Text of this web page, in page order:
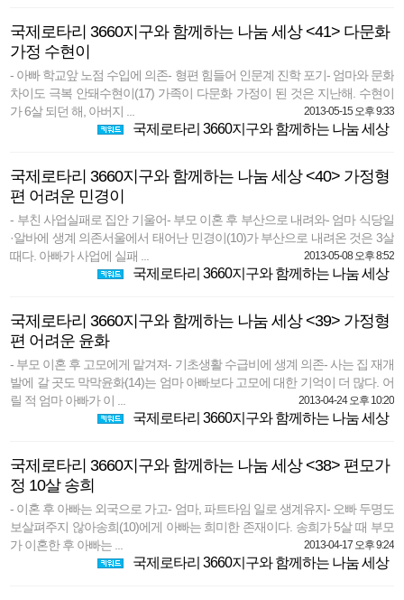
국제로타리 3660지구와 함께하는 나눔 세상 <41> 다문화
가정 수현이
- 아빠 학교앞 노점 수입에 의존- 형편 힘들어 인문계 진학 포기- 엄마와 문화
차이도 극복 안돼수현이(17) 가족이 다문화 가정이 된 것은 지난해. 수현이
가 6살 되던 해, 아버지 ...
2013-05-15 오후 9:33
국제로타리 3660지구와 함께하는 나눔 세상
국제로타리 3660지구와 함께하는 나눔 세상 <40> 가정형
편 어려운 민경이
- 부친 사업실패로 집안 기울어- 부모 이혼 후 부산으로 내려와- 엄마 식당일
·알바에 생계 의존서울에서 태어난 민경이(10)가 부산으로 내려온 것은 3살
때다. 아빠가 사업에 실패 ...
2013-05-08 오후 8:52
국제로타리 3660지구와 함께하는 나눔 세상
국제로타리 3660지구와 함께하는 나눔 세상 <39> 가정형
편 어려운 윤화
- 부모 이혼 후 고모에게 맡겨져- 기초생활 수급비에 생계 의존- 사는 집 재개
발에 갈 곳도 막막윤화(14)는 엄마 아빠보다 고모에 대한 기억이 더 많다. 어
릴 적 엄마 아빠가 이 ...
2013-04-24 오후 10:20
국제로타리 3660지구와 함께하는 나눔 세상
국제로타리 3660지구와 함께하는 나눔 세상 <38> 편모가
정 10살 송희
- 이혼 후 아빠는 외국으로 가고- 엄마, 파트타임 일로 생계유지- 오빠 두명도
보살펴주지 않아송희(10)에게 아빠는 희미한 존재이다. 송희가 5살 때 부모
가 이혼한 후 아빠는 ...
2013-04-17 오후 9:24
국제로타리 3660지구와 함께하는 나눔 세상